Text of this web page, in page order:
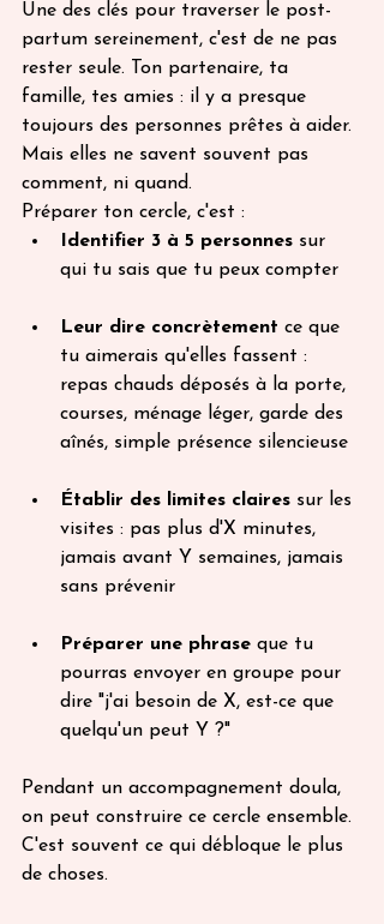
Une des clés pour traverser le post-
partum sereinement, c'est de ne pas
rester seule. Ton partenaire, ta
famille, tes amies : il y a presque
toujours des personnes prêtes à aider.
Mais elles ne savent souvent pas
comment, ni quand.
Préparer ton cercle, c'est :
Identifier 3 à 5 personnes sur
qui tu sais que tu peux compter
Leur dire concrètement ce que
tu aimerais qu'elles fassent :
repas chauds déposés à la porte,
courses, ménage léger, garde des
aînés, simple présence silencieuse
Établir des limites claires sur les
visites : pas plus d'X minutes,
jamais avant Y semaines, jamais
sans prévenir
Préparer une phrase que tu
pourras envoyer en groupe pour
dire "j'ai besoin de X, est-ce que
quelqu'un peut Y ?"
Pendant un accompagnement doula,
on peut construire ce cercle ensemble.
C'est souvent ce qui débloque le plus
de choses.